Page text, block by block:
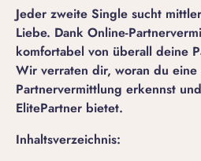
Jeder zweite Single sucht
Liebe. Dank Online-
komfortabel von überall deine
Wir verraten dir, woran du eine
Partnervermittlung erkennst
ElitePartner bietet.
Inhaltsverzeichnis: